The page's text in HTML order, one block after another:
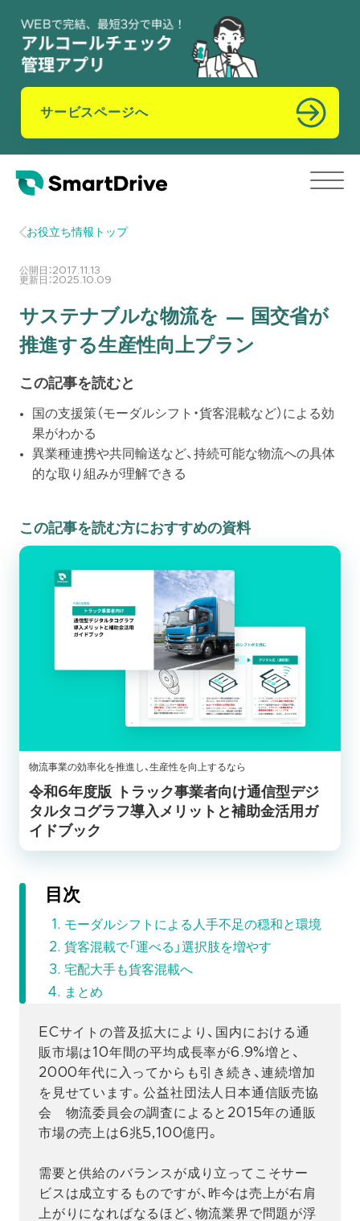
サービスページへ
お役立ち情報トップ
公開日：2017.11.13
更新日：2025.10.09
サステナブルな物流を — 国交省が
推進する生産性向上プラン
この記事を読むと
国の支援策（モーダルシフト・貨客混載など）による効
果がわかる
異業種連携や共同輸送など、持続可能な物流への具体
的な取り組みが理解できる
この記事を読む方におすすめの資料
物流事業の効率化を推進し、生産性を向上するなら
令和6年度版 トラック事業者向け通信型デジ
タルタコグラフ導入メリットと補助金活用ガ
イドブック
目次
モーダルシフトによる人手不足の穏和と環境
貨客混載で「運べる」選択肢を増やす
宅配大手も貨客混載へ
まとめ
ECサイトの普及拡大により、国内における通
販市場は10年間の平均成長率が6.9%増と、
2000年代に入ってからも引き続き、連続増加
を見せています。公益社団法人日本通信販売協
会 物流委員会の調査によると2015年の通販
市場の売上は6兆5,100億円。
需要と供給のバランスが成り立ってこそサー
ビスは成立するものですが、昨今は売上が右肩
上がりになればなるほど、物流業界で問題が浮